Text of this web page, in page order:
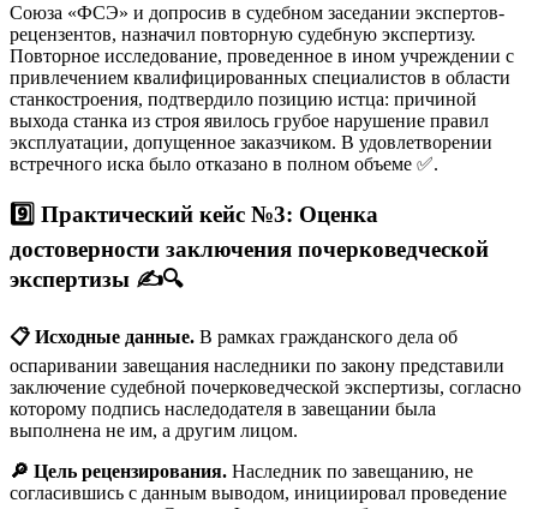
Союза «ФСЭ» и допросив в судебном заседании экспертов-
рецензентов, назначил повторную судебную экспертизу.
Повторное исследование, проведенное в ином учреждении с
привлечением квалифицированных специалистов в области
станкостроения, подтвердило позицию истца: причиной
выхода станка из строя явилось грубое нарушение правил
эксплуатации, допущенное заказчиком. В удовлетворении
встречного иска было отказано в полном объеме ✅.
9️⃣ Практический кейс №3: Оценка
достоверности заключения почерковедческой
экспертизы ✍️🔍
📋 Исходные данные. В рамках гражданского дела об
оспаривании завещания наследники по закону представили
заключение судебной почерковедческой экспертизы, согласно
которому подпись наследодателя в завещании была
выполнена не им, а другим лицом.
🔎 Цель рецензирования. Наследник по завещанию, не
согласившись с данным выводом, инициировал проведение